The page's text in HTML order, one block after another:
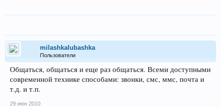
milashkalubashka
Пользователи
Общаться, общаться и еще раз общаться. Всеми доступными
современной технике способами: звонки, смс, ммс, почта и
т.д. и т.п.
29 июн 2010